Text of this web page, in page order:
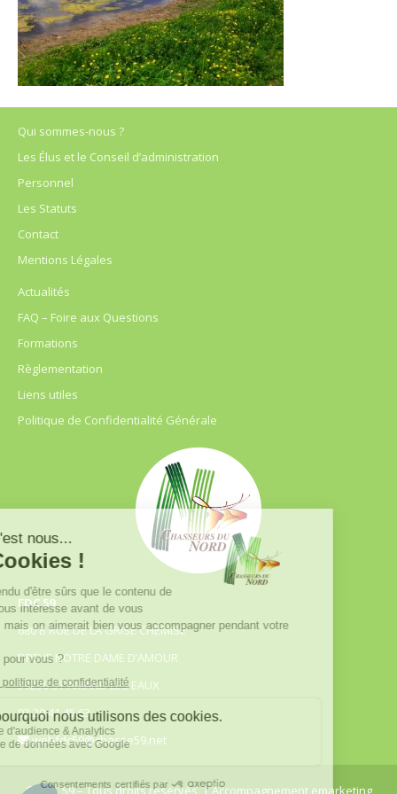
Qui sommes-nous ?
Les Élus et le Conseil d’administration
Personnel
Les Statuts
Contact
Mentions Légales
Actualités
FAQ – Foire aux Questions
Formations
Règlementation
Liens utiles
Politique de Confidentialité Générale
FDC 59
680 B RUE DE LA GRISE CHEMISE
DREVE NOTRE DAME D’AMOUR
59230 ST AMAND LES EAUX
03.20.41.45.63
webfdc59@chasse59.net
© FDC 59 – Tous droits réservés| Accompagnement emarketing